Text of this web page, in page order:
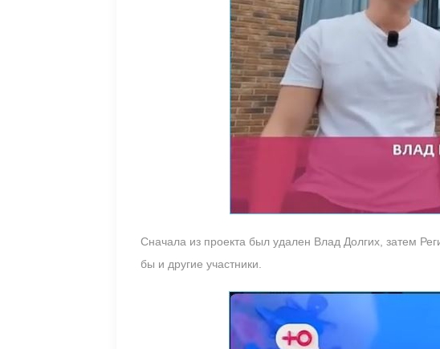
Сначала из проекта был удален Влад Долгих, затем
бы и другие участники.